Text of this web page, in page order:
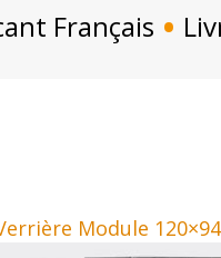
Français •
Module